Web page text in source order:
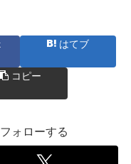
はてブ
コピー
ォローする